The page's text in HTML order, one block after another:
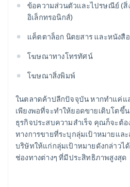
ข้อความส่วนตัวและไปรษณีย์ (สิ่
อิเล็กทรอนิกส์)
แค็ตตาล็อก นิตยสาร และหนังสื
โฆษณาทางโทรทัศน์
โฆษณาสิ่งพิมพ์
ในตลาดค้าปลีกปัจจุบัน หากทำแค่แ
เพียงพอที่จะทำให้ยอดขายเติบโตขึ้
ธุรกิจประสบความสำเร็จ คุณก็จะต้
ทางการขายที่ระบุกลุ่มเป้าหมายแล
บริษัทให้แก่กลุ่มเป้าหมายดังกล่าวไ
ช่องทางต่างๆ ที่มีประสิทธิภาพสูงสุด